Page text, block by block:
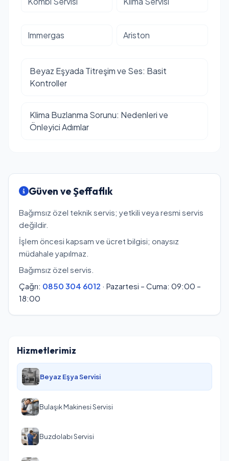
Immergas Ariston
Beyaz Eşyada Titreşim ve Ses: Basit
Kontroller
Klima Buzlanma Sorunu: Nedenleri ve
Önleyici Adımlar
Güven ve Şeffaflık
Bağımsız özel teknik servis; yetkili veya resmi servis
değildir.
İşlem öncesi kapsam ve ücret bilgisi; onaysız
müdahale yapılmaz.
Bağımsız özel servis.
Çağrı: 0850 304 6012 · Pazartesi – Cuma: 09:00 –
18:00
Hizmetlerimiz
Beyaz Eşya Servisi
Bulaşık Makinesi Servisi
Buzdolabı Servisi